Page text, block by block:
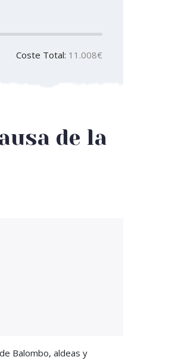
Coste Total: 11.008€
de la
Balombo, aldeas y